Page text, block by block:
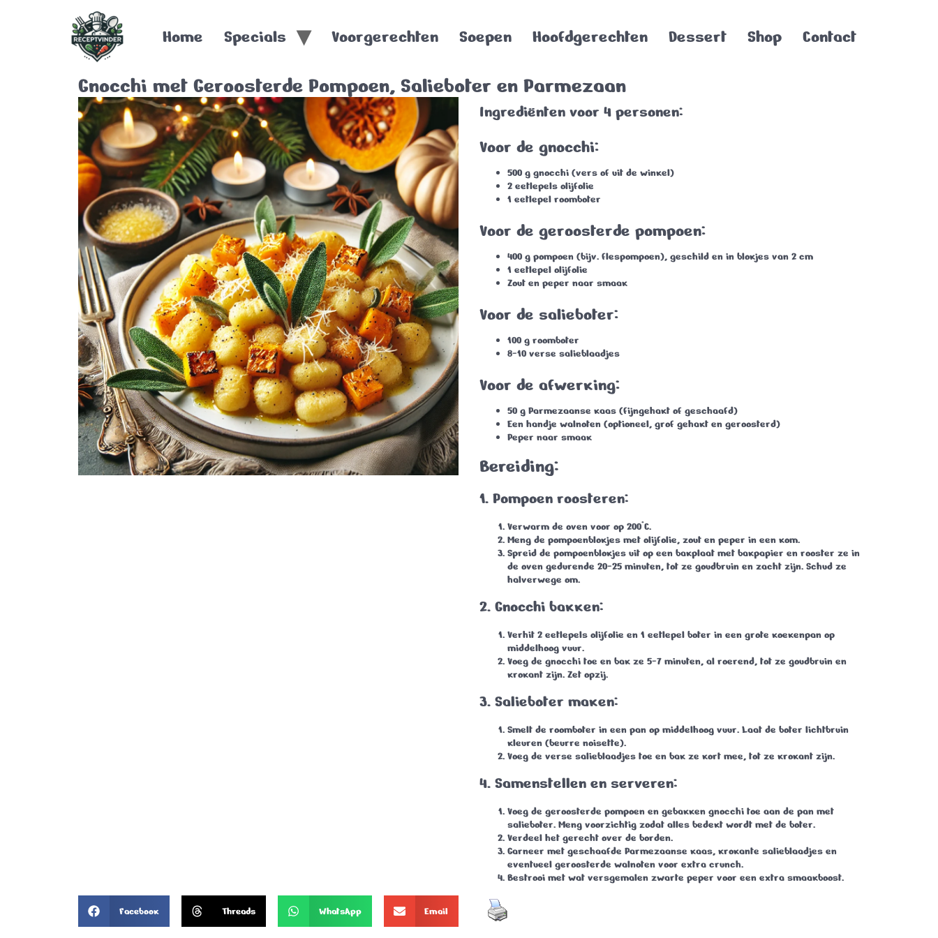
Home Specials Voorgerechten Soepen Hoofdgerechten Dessert Shop Contact
Gnocchi met Geroosterde Pompoen, Salieboter en Parmezaan
Ingrediënten voor 4 personen:
Voor de gnocchi:
500 g gnocchi (vers of uit de winkel)
2 eetlepels olijfolie
1 eetlepel roomboter
Voor de geroosterde pompoen:
400 g pompoen (bijv. flespompoen), geschild en in blokjes van 2 cm
1 eetlepel olijfolie
Zout en peper naar smaak
Voor de salieboter:
100 g roomboter
8-10 verse salieblaadjes
Voor de afwerking:
50 g Parmezaanse kaas (fijngehakt of geschaafd)
Een handje walnoten (optioneel, grof gehakt en geroosterd)
Peper naar smaak
Bereiding:
1. Pompoen roosteren:
Verwarm de oven voor op 200°C.
Meng de pompoenblokjes met olijfolie, zout en peper in een kom.
Spreid de pompoenblokjes uit op een bakplaat met bakpapier en rooster ze in
de oven gedurende 20-25 minuten, tot ze goudbruin en zacht zijn. Schud ze
halverwege om.
2. Gnocchi bakken:
Verhit 2 eetlepels olijfolie en 1 eetlepel boter in een grote koekenpan op
middelhoog vuur.
Voeg de gnocchi toe en bak ze 5-7 minuten, al roerend, tot ze goudbruin en
krokant zijn. Zet opzij.
3. Salieboter maken:
Smelt de roomboter in een pan op middelhoog vuur. Laat de boter lichtbruin
kleuren (beurre noisette).
Voeg de verse salieblaadjes toe en bak ze kort mee, tot ze krokant zijn.
4. Samenstellen en serveren:
Voeg de geroosterde pompoen en gebakken gnocchi toe aan de pan met
salieboter. Meng voorzichtig zodat alles bedekt wordt met de boter.
Verdeel het gerecht over de borden.
Garneer met geschaafde Parmezaanse kaas, krokante salieblaadjes en
eventueel geroosterde walnoten voor extra crunch.
Bestrooi met wat versgemalen zwarte peper voor een extra smaakboost.
Facebook Threads WhatsApp Email